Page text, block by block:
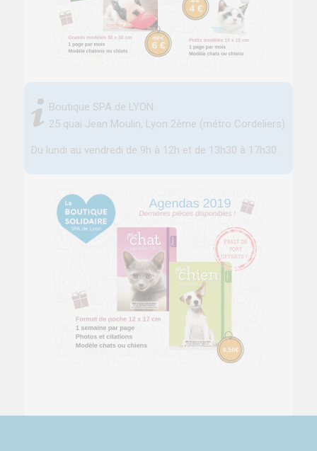
Boutique SPA de LYON
25 quai Jean Moulin, Lyon 2ème (métro Cordeliers)
Du lundi au vendredi de 9h à 12h et de 13h30 à 17h30.